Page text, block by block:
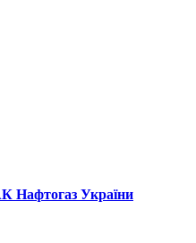
Нафтогаз України